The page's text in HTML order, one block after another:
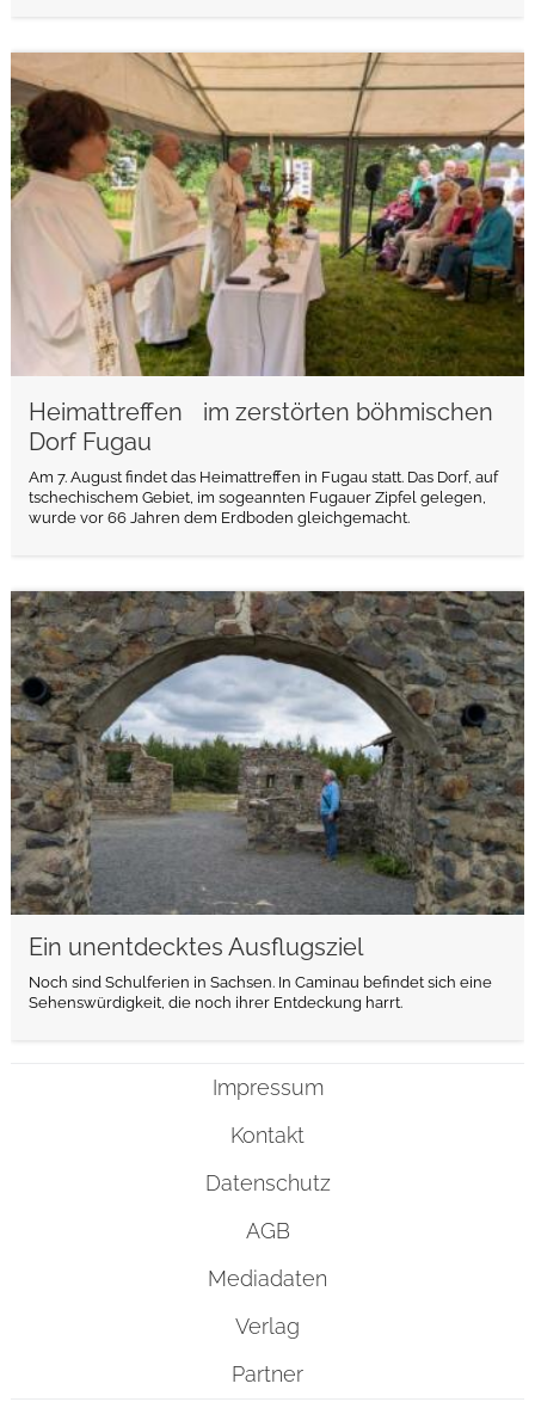
Heimattreffen im zerstörten böhmischen
Dorf Fugau
Am 7. August findet das Heimattreffen in Fugau statt. Das Dorf, auf
tschechischem Gebiet, im sogeannten Fugauer Zipfel gelegen,
wurde vor 66 Jahren dem Erdboden gleichgemacht.
weiterlesen
Ein unentdecktes Ausflugsziel
Noch sind Schulferien in Sachsen. In Caminau befindet sich eine
Sehenswürdigkeit, die noch ihrer Entdeckung harrt.
weiterlesen
Impressum
Kontakt
Datenschutz
AGB
Mediadaten
Verlag
Partner